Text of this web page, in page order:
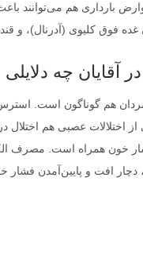
بارداری هم می‌توانند
غده فوق کلیوی (آدرنال)،
آقایان چه دلایلی
هم گوناگون است.
عصبی هم اختلال در
خون همراه است. مصرف
دچار افت و پایین‌آمدن فشار